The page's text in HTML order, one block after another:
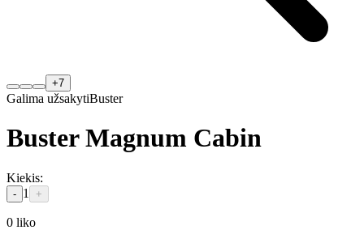
+7
Galima užsakytiBuster
Buster Magnum Cabin
Kiekis:
- 1 +
0 liko